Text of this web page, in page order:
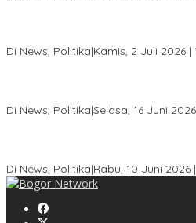
Di News, Politika|Kamis, 2 Juli 2026 |
Di News, Politika|Selasa, 16 Juni
Di News, Politika|Rabu, 10 Juni 2026